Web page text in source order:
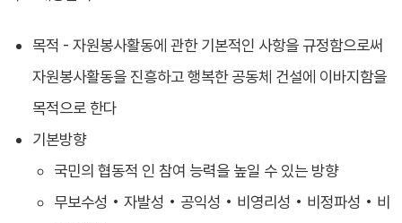
목적 - 자원봉사활동에 관한 기본적인 사항을 규정함으로써
자원봉사활동을 진흥하고 행복한 공동체 건설에 이바지함을
목적으로 한다
기본방향
국민의 협동적 인 참여 능력을 높일 수 있는 방향
무보수성 • 자발성 • 공익성 • 비영리성 • 비정파성 • 비